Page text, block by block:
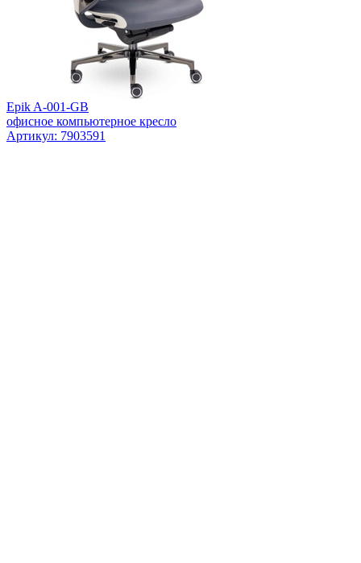
Epik A-001-GB
офисное компьютерное кресло
Артикул: 7903591